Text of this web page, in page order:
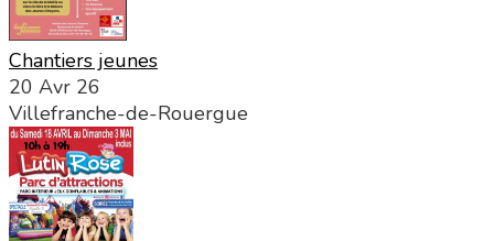
Chantiers jeunes
20 Avr 26
Villefranche-de-Rouergue